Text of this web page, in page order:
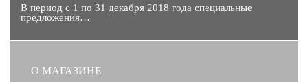
В период с 1 по 31 декабря 2018 года специальные
предложения…
О МАГАЗИНЕ